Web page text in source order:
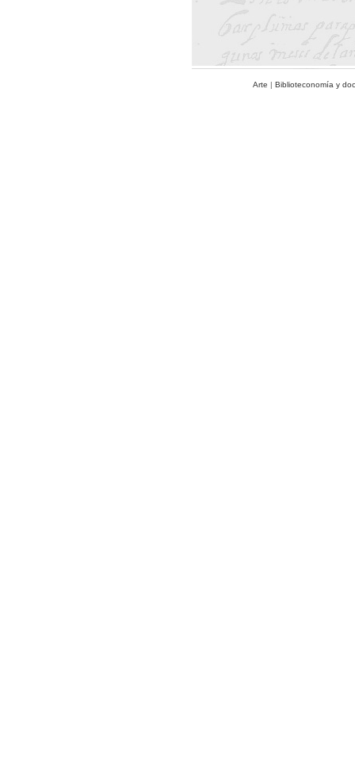
Arte | Biblioteconomía y